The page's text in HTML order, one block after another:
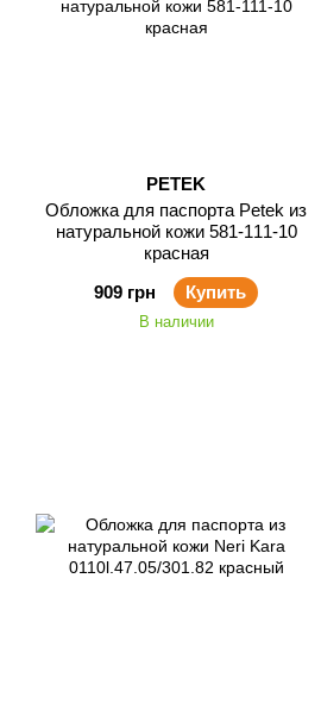
PETEK
Обложка для паспорта Petek из
натуральной кожи 581-111-10
красная
909 грн
Купить
В наличии